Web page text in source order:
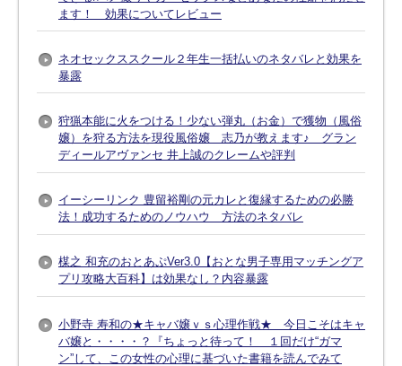
ます！ 効果についてレビュー
ネオセックススクール２年生一括払いのネタバレと効果を
暴露
狩猟本能に火をつける！少ない弾丸（お金）で獲物（風俗
嬢）を狩る方法を現役風俗嬢 志乃が教えます♪ グラン
ディールアヴァンセ 井上誠のクレームや評判
イーシーリンク 豊留裕剛の元カレと復縁するための必勝
法！成功するためのノウハウ 方法のネタバレ
楳之 和充のおとあぷVer3.0【おとな男子専用マッチングア
プリ攻略大百科】は効果なし？内容暴露
小野寺 寿和の★キャバ嬢ｖｓ心理作戦★ 今日こそはキャ
バ嬢と・・・・？『ちょっと待って！ １回だけ“ガマ
ン”して、この女性の心理に基づいた書籍を読んでみて